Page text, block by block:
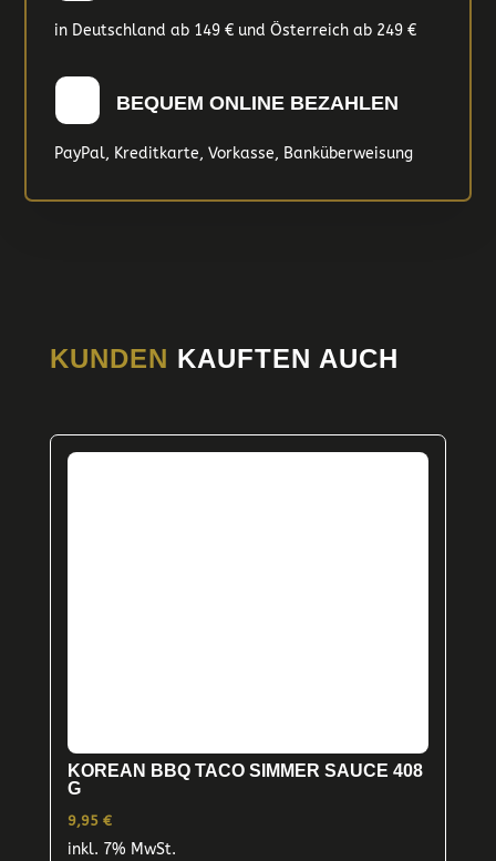
in Deutschland ab 149 € und Österreich ab 249 €
BEQUEM ONLINE BEZAHLEN
PayPal, Kreditkarte, Vorkasse, Banküberweisung
KUNDEN KAUFTEN AUCH
KOREAN BBQ TACO SIMMER SAUCE 408
G
9,95 €
inkl. 7% MwSt.